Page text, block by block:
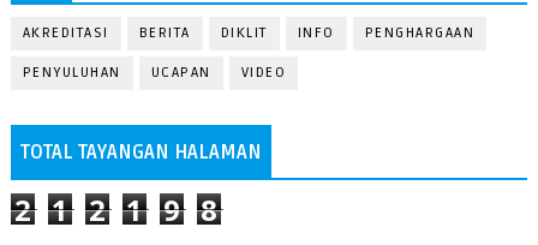
AKREDITASI BERITA DIKLIT INFO PENGHARGAAN
PENYULUHAN UCAPAN VIDEO
TOTAL TAYANGAN HALAMAN
2 1 2 1 9 8